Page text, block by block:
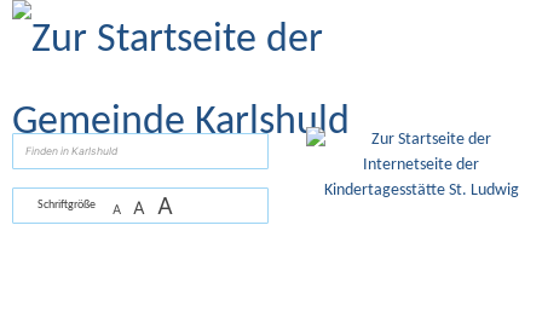
Zum Inhalt
Schriftgröße A A A